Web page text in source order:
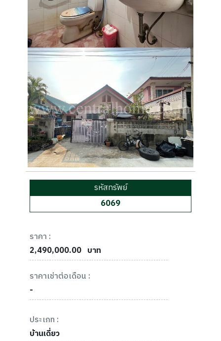
รหัสทรัพย์
6069
ราคา :
2,490,000.00 บาท
ราคาเช่าต่อเดือน :
-
ประเภท :
บ้านเดี่ยว